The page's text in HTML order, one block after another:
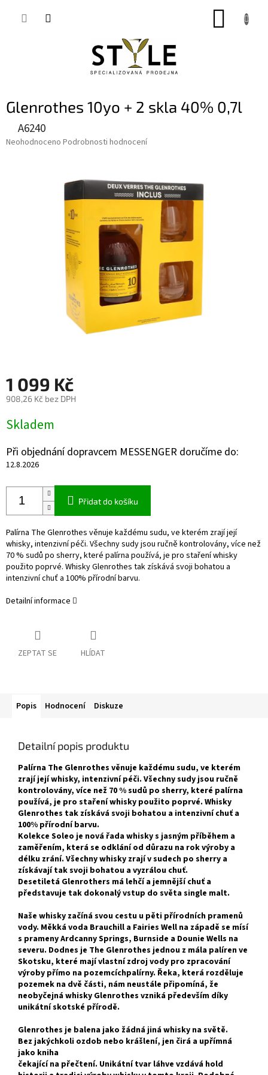
Glenrothes 10yo + 2 skla 40% 0,7l
A6240
Průměrné
Neohodnoceno Podrobnosti hodnocení
1 099 Kč
908,26 Kč bez DPH
cena:
Skladem
Při objednání dopravcem MESSENGER doručíme do:
12.8.2026
Přidat do košíku
Palírna The Glenrothes věnuje každému sudu, ve kterém zrají její
whisky, intenzivní péči. Všechny sudy jsou ručně kontrolovány, více než
70 % sudů po sherry, které palírna používá, je pro staření whisky
použito poprvé. Whisky Glenrothes tak získává svoji bohatou a
intenzivní chuť a 100% přírodní barvu.
Detailní informace
ZEPTAT SE HLÍDAT
Popis Hodnocení Diskuze
Detailní popis produktu
Palírna The Glenrothes věnuje každému sudu, ve kterém
zrají její whisky, intenzivní péči. Všechny sudy jsou ručně
kontrolovány, více než 70 % sudů po sherry, které palírna
používá, je pro staření whisky použito poprvé. Whisky
Glenrothes tak získává svoji bohatou a intenzivní chuť a
100% přírodní barvu.
Kolekce Soleo je nová řada whisky s jasným příběhem a
zaměřením, která se odklání od důrazu na rok výroby a
délku zrání. Všechny whisky zrají v sudech po sherry a
získávají tak svoji bohatou a vyzrálou chuť.
Desetiletá Glenrothers má lehčí a jemnější chuť a
představuje tak dokonalý vstup do světasingle malt.
Naše whisky začíná svou cestu u pěti přírodních pramenů
vody. Měkká voda Brauchill a Fairies Well na západě se mísí
s prameny Ardcanny Springs, Burnside a Dounie Wells na
severu. Dodnes je The Glenrothes jednou z mála palíren ve
Skotsku, které mají vlastní zdroj vody pro zpracování
výroby přímo na pozemcíchpalírny. Řeka, která rozděluje
pozemek na dvě části, nám neustále připomíná, že
neobyčejná whisky Glenrothes vzniká především díky
unikátní skotské přírodě.
Glenrothes je balena jako žádná jiná whisky na světě.
Bez jakýchkoli ozdob nebo krášlení, jen čirá a upřímná
jako kniha
čekající na přečtení. Unikátní tvar láhve vzdává hold